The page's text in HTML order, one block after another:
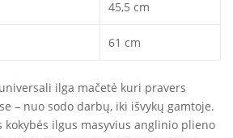
45,5 cm
61 cm
ilga mačetė kuri pravers
– nuo sodo darbų, iki išvykų gamtoje.
kokybės ilgus masyvius anglinio plieno